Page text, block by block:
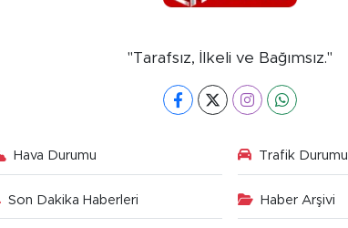
"Tarafsız, İlkeli ve Bağımsız."
Hava Durumu Trafik Durumu
Son Dakika Haberleri Haber Arşivi